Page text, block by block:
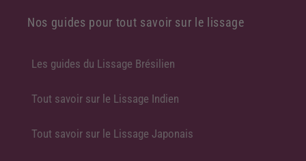
Nos guides pour tout savoir sur le lissage
Les guides du Lissage Brésilien
Tout savoir sur le Lissage Indien
Tout savoir sur le Lissage Japonais